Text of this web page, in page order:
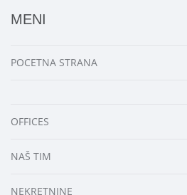
MENI
POCETNA STRANA
OFFICES
NAŠ TIM
NEKRETNINE